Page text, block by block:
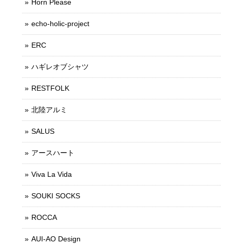
Horn Please
echo-holic-project
ERC
ハギレオブシャツ
RESTFOLK
北陸アルミ
SALUS
アースハート
Viva La Vida
SOUKI SOCKS
ROCCA
AUI-AO Design